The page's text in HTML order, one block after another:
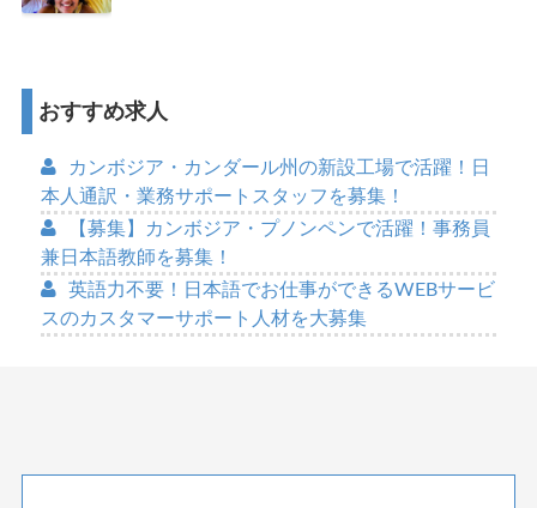
おすすめ求人
カンボジア・カンダール州の新設工場で活躍！日
本人通訳・業務サポートスタッフを募集！
【募集】カンボジア・プノンペンで活躍！事務員
兼日本語教師を募集！
英語力不要！日本語でお仕事ができるWEBサービ
スのカスタマーサポート人材を大募集